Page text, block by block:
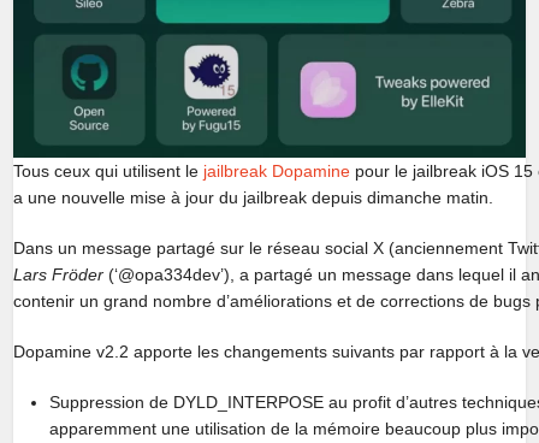
Tous ceux qui utilisent le jailbreak Dopamine pour le jailbreak iOS
a une nouvelle mise à jour du jailbreak depuis dimanche matin.
Dans un message partagé sur le réseau social X (anciennement
Lars Fröder (‘@opa334dev’), a partagé un message dans lequel il
contenir un grand nombre d’améliorations et de corrections de bugs
Dopamine v2.2 apporte les changements suivants par rapport à la
Suppression de DYLD_INTERPOSE au profit d’autres
apparemment une utilisation de la mémoire beaucoup plus